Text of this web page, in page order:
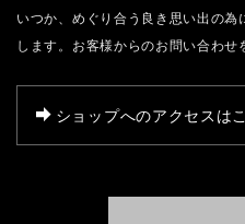
いつか、めぐり合う良き思い出の
します。お客様からのお問い合わせ
ショップへのアクセスは